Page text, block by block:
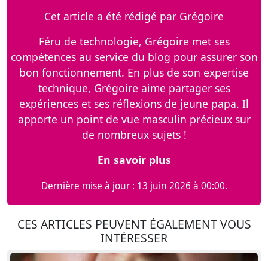
Cet article a été rédigé par Grégoire
Féru de technologie, Grégoire met ses
compétences au service du blog pour assurer son
bon fonctionnement. En plus de son expertise
technique, Grégoire aime partager ses
expériences et ses réflexions de jeune papa. Il
apporte un point de vue masculin précieux sur
de nombreux sujets !
En savoir plus
Dernière mise à jour : 13 juin 2026 à 00:00.
CES ARTICLES PEUVENT ÉGALEMENT VOUS
INTÉRESSER